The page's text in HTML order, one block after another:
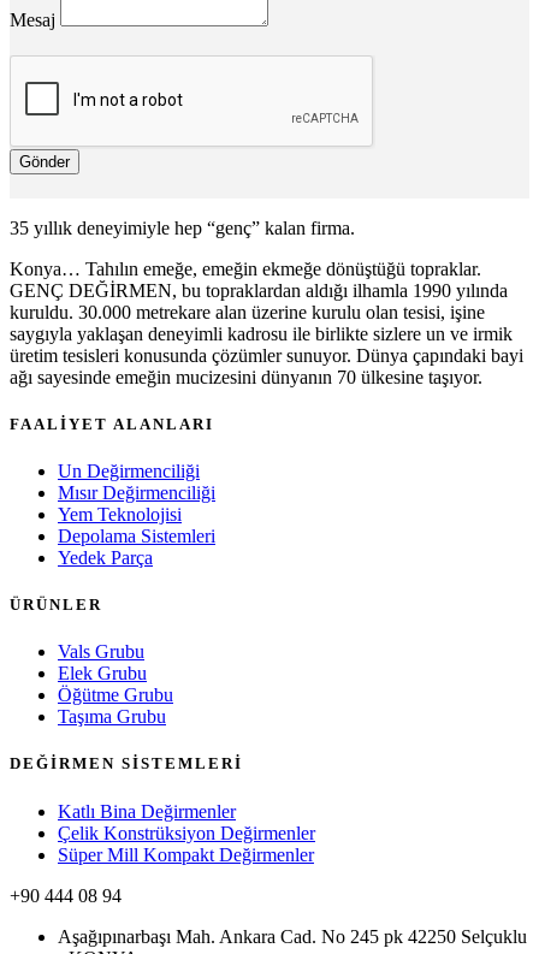
Mesaj
Gönder
35 yıllık deneyimiyle hep “genç” kalan firma.
Konya… Tahılın emeğe, emeğin ekmeğe dönüştüğü topraklar.
GENÇ DEĞİRMEN, bu topraklardan aldığı ilhamla 1990 yılında
kuruldu. 30.000 metrekare alan üzerine kurulu olan tesisi, işine
saygıyla yaklaşan deneyimli kadrosu ile birlikte sizlere un ve irmik
üretim tesisleri konusunda çözümler sunuyor. Dünya çapındaki bayi
ağı sayesinde emeğin mucizesini dünyanın 70 ülkesine taşıyor.
FAALİYET ALANLARI
Un Değirmenciliği
Mısır Değirmenciliği
Yem Teknolojisi
Depolama Sistemleri
Yedek Parça
ÜRÜNLER
Vals Grubu
Elek Grubu
Öğütme Grubu
Taşıma Grubu
DEĞİRMEN SİSTEMLERİ
Katlı Bina Değirmenler
Çelik Konstrüksiyon Değirmenler
Süper Mill Kompakt Değirmenler
+90 444 08 94
Aşağıpınarbaşı Mah. Ankara Cad. No 245 pk 42250 Selçuklu